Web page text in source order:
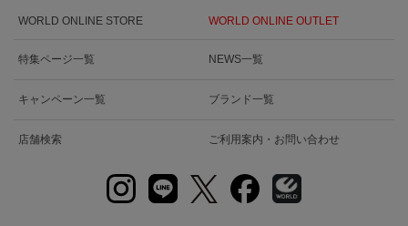
WORLD ONLINE STORE WORLD ONLINE OUTLET
特集ページ一覧 NEWS一覧
キャンペーン一覧 ブランド一覧
店舗検索 ご利用案内・お問い合わせ